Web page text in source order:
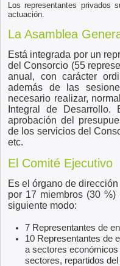
Los representantes privados
actuación.
La Asamblea
Está integrada por un
del Consorcio (55
anual, con carácter
además de las
necesario realizar,
Integral de
aprobación del
de los servicios del
etc.
El Comité Ejecutivo
Es el órgano de
por 17 miembros (30
siguiente modo:
7 Representantes de
10 Representantes de
a sectores
sectores, repartidos